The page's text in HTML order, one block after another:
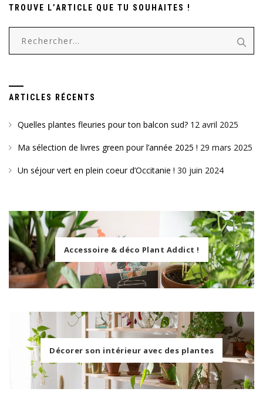
TROUVE L’ARTICLE QUE TU SOUHAITES !
ARTICLES RÉCENTS
Quelles plantes fleuries pour ton balcon sud? 12 avril 2025
Ma sélection de livres green pour l’année 2025 ! 29 mars 2025
Un séjour vert en plein coeur d’Occitanie ! 30 juin 2024
Accessoire & déco Plant Addict !
Décorer son intérieur avec des plantes